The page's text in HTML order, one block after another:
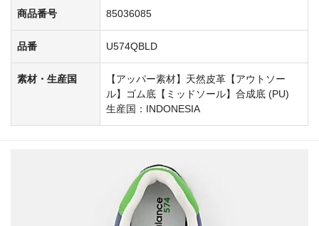
商品番号 85036085
品番 U574QBLD
素材・生産国
【アッパー素材】天然皮革【アウトソー
ル】ゴム底【ミッドソール】合成底 (PU)
生産国：INDONESIA